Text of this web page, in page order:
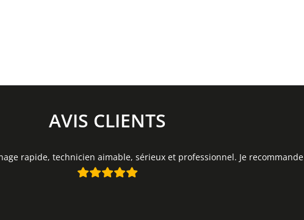
AVIS CLIENTS
rapide, technicien aimable, sérieux et professionnel. Je recommande